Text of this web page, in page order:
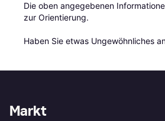
Die oben angegebenen
zur Orientierung.
Haben Sie etwas Ungewöhnliches
Markt